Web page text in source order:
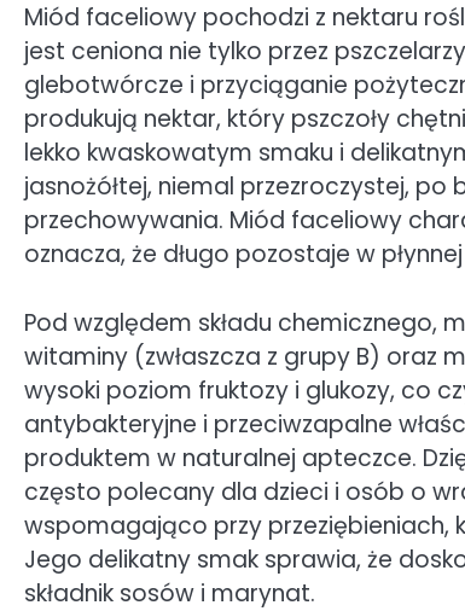
Miód faceliowy pochodzi z nektaru
jest ceniona nie tylko przez
glebotwórcze i przyciąganie
produkują nektar, który pszczoły
lekko kwaskowatym smaku i
jasnożółtej, niemal przezroczystej,
przechowywania. Miód faceliowy
oznacza, że długo pozostaje w
Pod względem składu chemicznego,
witaminy (zwłaszcza z grupy B) oraz
wysoki poziom fruktozy i glukozy, co
antybakteryjne i przeciwzapalne
produktem w naturalnej apteczce.
często polecany dla dzieci i osób o
wspomagająco przy przeziębieniach,
Jego delikatny smak sprawia, że
składnik sosów i marynat.